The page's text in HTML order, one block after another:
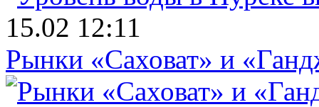
15.02 12:11
Рынки «Саховат» и